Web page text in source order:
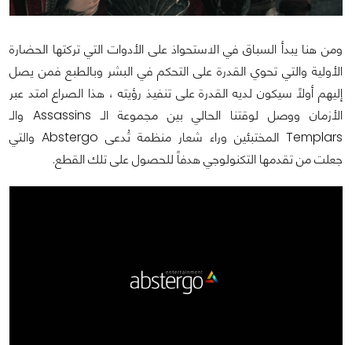
ومن هنا يبدأ السباق في الاستحواذ على الأدوات التي تركتها الحضارة
الأولية والتي تحوي القدرة على التحكم في البشر وبالطبع فمن يصل
إليهم أولاً سيكون لديه القدرة على تنفيذ رؤيته ، هذا الصراع امتد عبر
الأزمان ووصل لوقتنا الحالي بين مجموعة الـ Assassins والـ
Templars المختبئين وراء شعار منظمة تُدعى Abstergo والتي
جعلت من تقدمها التكنولوجي هدفاً للحصول على تلك القطع.